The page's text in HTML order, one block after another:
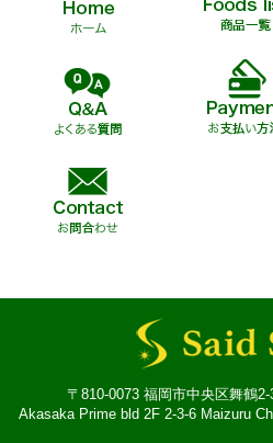
〒810-0073 福岡市中央区舞鶴
Akasaka Prime bld 2F 2-3-6 Maizuru